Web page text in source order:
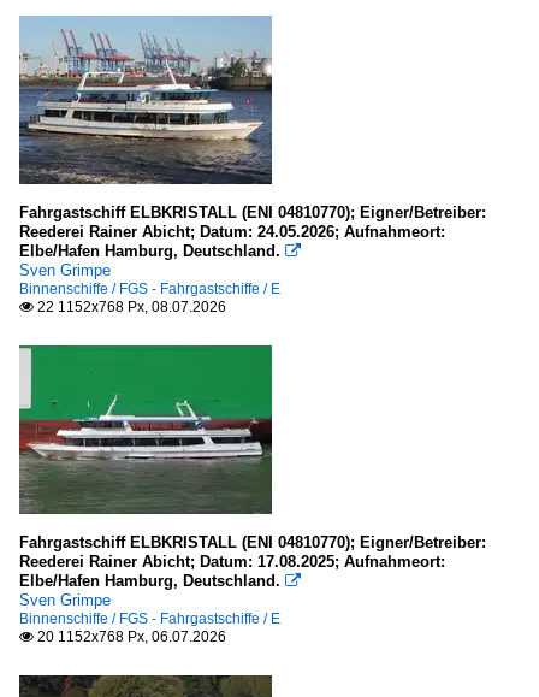
Deutschland
Köln
Minden
Tangermünde
am Bodensee
Binnenschiffe
FGS - Fahrgastschiffe
B
H
J
Personendampfer (Binnen)
E
Flüsse und Seen
1959
2000
2004
2005
2006
2007
2008
2009
2010
2010
2011
2012
2013
2014
2015
2016
2018
Fahrgastschiff ELBKRISTALL (ENI 04810770); Eigner/Betreiber:
Reederei Rainer Abicht; Datum: 24.05.2026; Aufnahmeort:
Elbe/Hafen Hamburg, Deutschland. 
Sven Grimpe
Binnenschiffe / FGS - Fahrgastschiffe / E
 22 1152x768 Px, 08.07.2026
Fahrgastschiff ELBKRISTALL (ENI 04810770); Eigner/Betreiber:
Reederei Rainer Abicht; Datum: 17.08.2025; Aufnahmeort:
Elbe/Hafen Hamburg, Deutschland. 
Sven Grimpe
Binnenschiffe / FGS - Fahrgastschiffe / E
 20 1152x768 Px, 06.07.2026